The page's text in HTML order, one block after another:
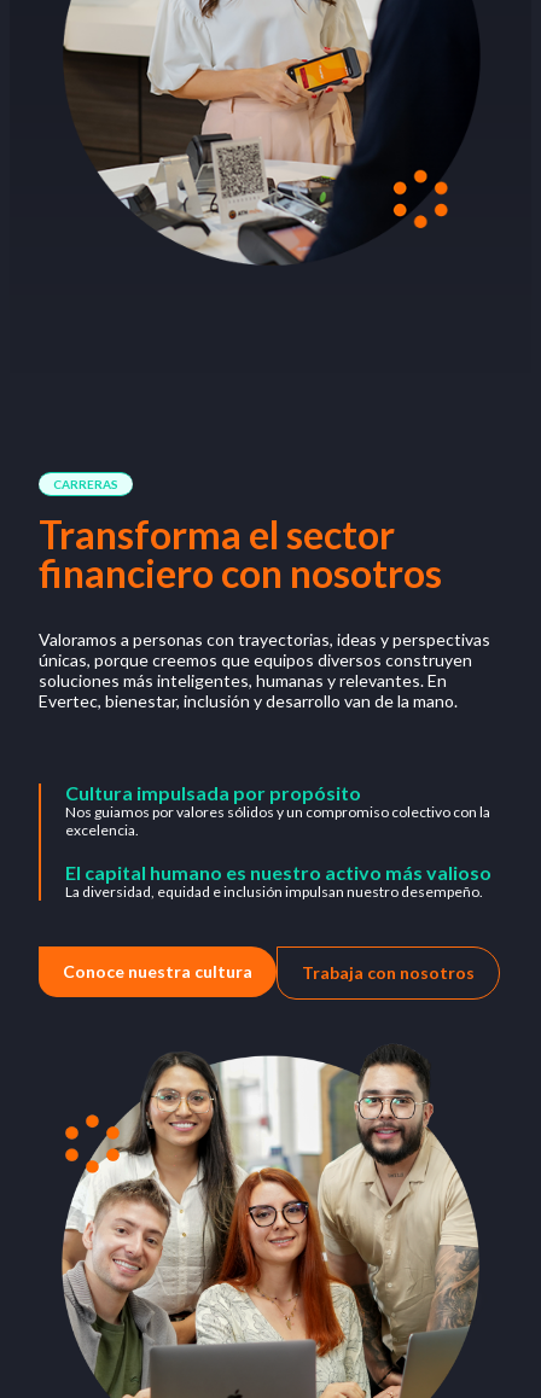
CARRERAS
Transforma el sector
financiero con nosotros
Valoramos a personas con trayectorias, ideas y perspectivas
únicas, porque creemos que equipos diversos construyen
soluciones más inteligentes, humanas y relevantes. En
Evertec, bienestar, inclusión y desarrollo van de la mano.
Cultura impulsada por propósito
Nos guiamos por valores sólidos y un compromiso colectivo con la
excelencia.
El capital humano es nuestro activo más valioso
La diversidad, equidad e inclusión impulsan nuestro desempeño.
Conoce nuestra cultura Trabaja con nosotros